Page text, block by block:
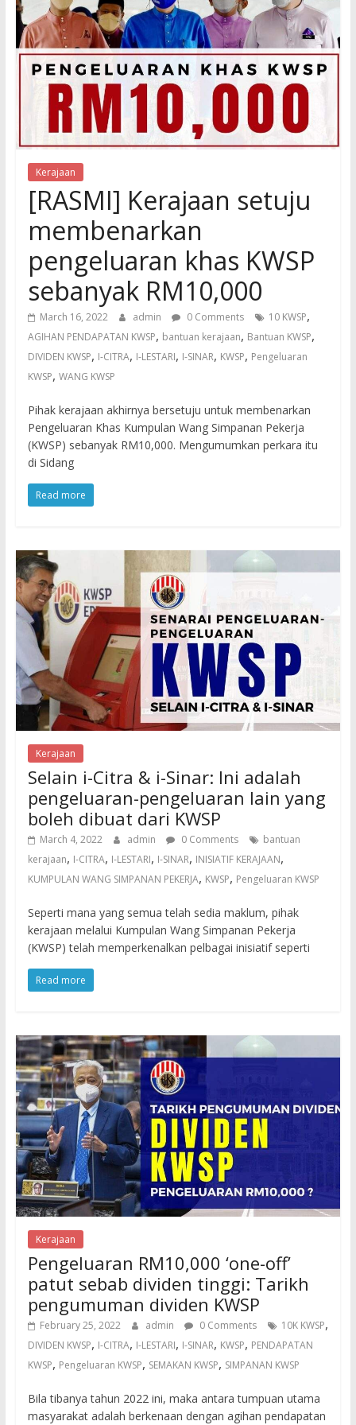
Kerajaan
[RASMI] Kerajaan setuju
membenarkan
pengeluaran khas KWSP
sebanyak RM10,000
March 16, 2022 admin 0 Comments 10 KWSP,
AGIHAN PENDAPATAN KWSP, bantuan kerajaan, Bantuan KWSP,
DIVIDEN KWSP, I-CITRA, I-LESTARI, I-SINAR, KWSP, Pengeluaran
KWSP, WANG KWSP
Pihak kerajaan akhirnya bersetuju untuk membenarkan
Pengeluaran Khas Kumpulan Wang Simpanan Pekerja
(KWSP) sebanyak RM10,000. Mengumumkan perkara itu
di Sidang
Read more
Kerajaan
Selain i-Citra & i-Sinar: Ini adalah
pengeluaran-pengeluaran lain yang
boleh dibuat dari KWSP
March 4, 2022 admin 0 Comments
bantuan
kerajaan, I-CITRA, I-LESTARI, I-SINAR, INISIATIF KERAJAAN,
KUMPULAN WANG SIMPANAN PEKERJA, KWSP, Pengeluaran KWSP
Seperti mana yang semua telah sedia maklum, pihak
kerajaan melalui Kumpulan Wang Simpanan Pekerja
(KWSP) telah memperkenalkan pelbagai inisiatif seperti
Read more
Kerajaan
Pengeluaran RM10,000 ‘one-off’
patut sebab dividen tinggi: Tarikh
pengumuman dividen KWSP
February 25, 2022 admin 0 Comments 10K KWSP,
DIVIDEN KWSP, I-CITRA, I-LESTARI, I-SINAR, KWSP, PENDAPATAN
KWSP, Pengeluaran KWSP, SEMAKAN KWSP, SIMPANAN KWSP
Bila tibanya tahun 2022 ini, maka antara tumpuan utama
masyarakat adalah berkenaan dengan agihan pendapatan